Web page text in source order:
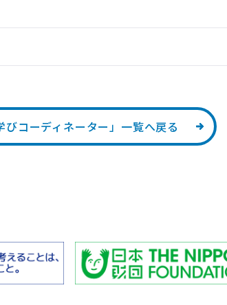
びコーディネーター」一覧へ戻る